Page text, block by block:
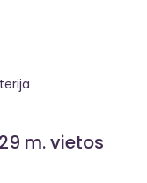
m. vietos